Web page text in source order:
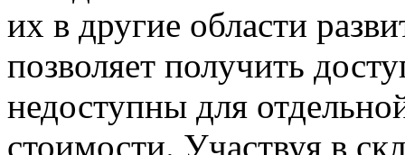
их в другие области
позволяет получить
недоступны для
стоимости. Участвуя в